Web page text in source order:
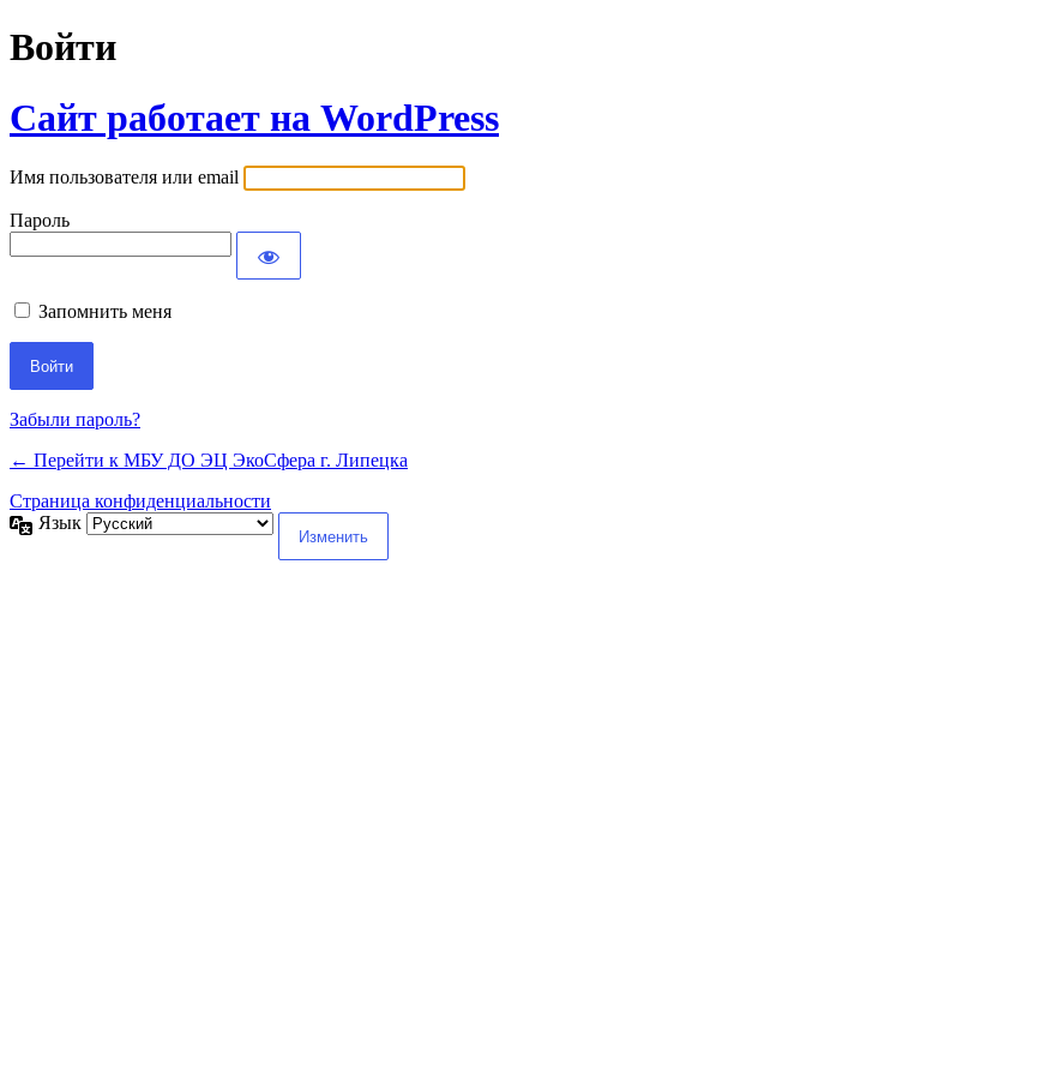
Войти
Сайт работает на WordPress
Имя пользователя или email
Пароль
Запомнить меня
Забыли пароль?
← Перейти к МБУ ДО ЭЦ ЭкоСфера г. Липецка
Страница конфиденциальности
Язык